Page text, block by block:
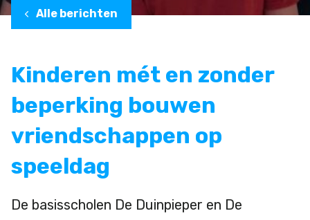
Alle berichten
Kinderen mét en zonder
beperking bouwen
vriendschappen op
speeldag
De basisscholen De Duinpieper en De